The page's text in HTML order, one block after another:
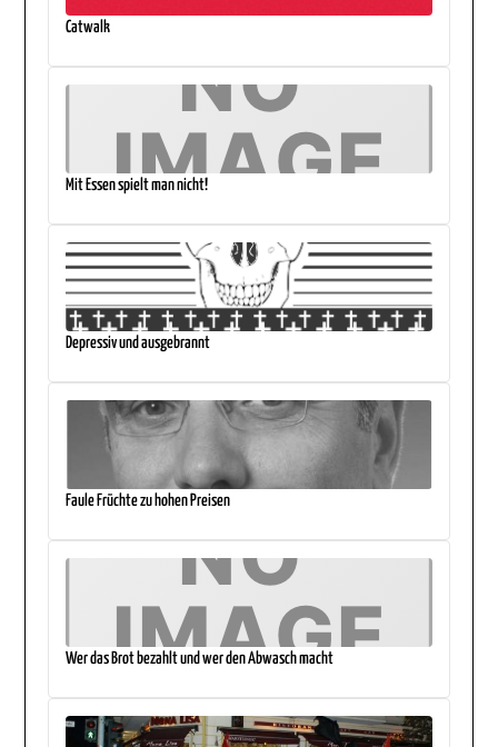
Catwalk
Mit Essen spielt man nicht!
Depressiv und ausgebrannt
Faule Früchte zu hohen Preisen
Wer das Brot bezahlt und wer den Abwasch macht